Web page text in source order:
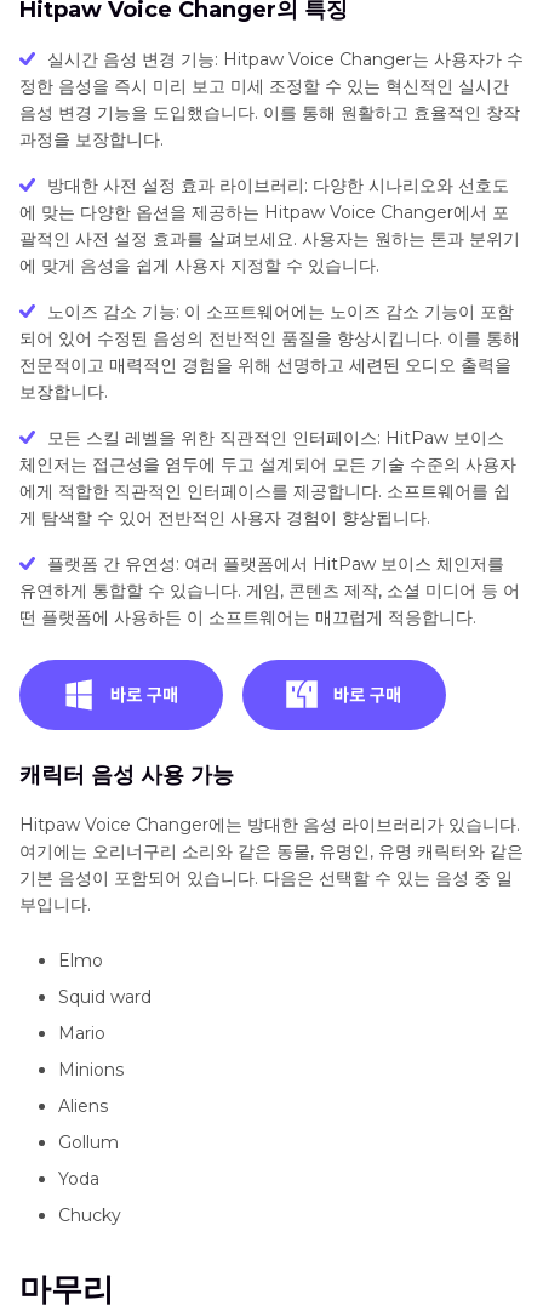
Hitpaw Voice Changer의 특징
실시간 음성 변경 기능: Hitpaw Voice Changer는 사용자가 수
정한 음성을 즉시 미리 보고 미세 조정할 수 있는 혁신적인 실시간
음성 변경 기능을 도입했습니다. 이를 통해 원활하고 효율적인 창작
과정을 보장합니다.
방대한 사전 설정 효과 라이브러리: 다양한 시나리오와 선호도
에 맞는 다양한 옵션을 제공하는 Hitpaw Voice Changer에서 포
괄적인 사전 설정 효과를 살펴보세요. 사용자는 원하는 톤과 분위기
에 맞게 음성을 쉽게 사용자 지정할 수 있습니다.
노이즈 감소 기능: 이 소프트웨어에는 노이즈 감소 기능이 포함
되어 있어 수정된 음성의 전반적인 품질을 향상시킵니다. 이를 통해
전문적이고 매력적인 경험을 위해 선명하고 세련된 오디오 출력을
보장합니다.
모든 스킬 레벨을 위한 직관적인 인터페이스: HitPaw 보이스
체인저는 접근성을 염두에 두고 설계되어 모든 기술 수준의 사용자
에게 적합한 직관적인 인터페이스를 제공합니다. 소프트웨어를 쉽
게 탐색할 수 있어 전반적인 사용자 경험이 향상됩니다.
플랫폼 간 유연성: 여러 플랫폼에서 HitPaw 보이스 체인저를
유연하게 통합할 수 있습니다. 게임, 콘텐츠 제작, 소셜 미디어 등 어
떤 플랫폼에 사용하든 이 소프트웨어는 매끄럽게 적응합니다.
캐릭터 음성 사용 가능
Hitpaw Voice Changer에는 방대한 음성 라이브러리가 있습니다.
여기에는 오리너구리 소리와 같은 동물, 유명인, 유명 캐릭터와 같은
기본 음성이 포함되어 있습니다. 다음은 선택할 수 있는 음성 중 일
부입니다.
Elmo
Squid ward
Mario
Minions
Aliens
Gollum
Yoda
Chucky
마무리